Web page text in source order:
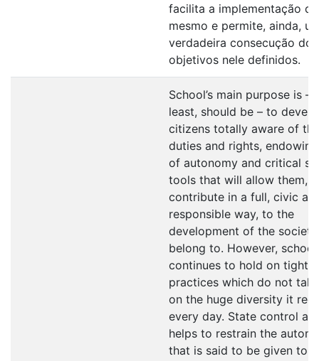
facilita a implementação do
mesmo e permite, ainda,
verdadeira consecução dos
objetivos nele definidos.
School’s main purpose is –
least, should be – to
citizens totally aware of
duties and rights,
of autonomy and critical
tools that will allow them,
contribute in a full, civic
responsible way, to the
development of the
belong to. However, school
continues to hold on tight
practices which do not
on the huge diversity it
every day. State control
helps to restrain the
that is said to be given to